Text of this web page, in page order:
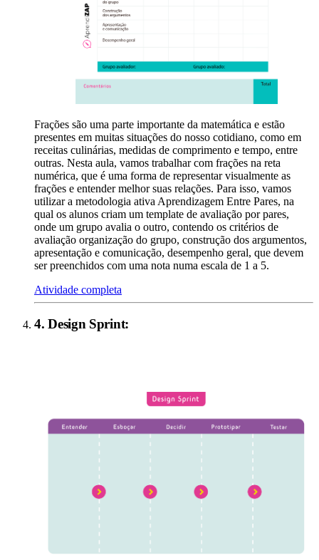
Frações são uma parte importante da matemática e estão
presentes em muitas situações do nosso cotidiano, como em
receitas culinárias, medidas de comprimento e tempo, entre
outras. Nesta aula, vamos trabalhar com frações na reta
numérica, que é uma forma de representar visualmente as
frações e entender melhor suas relações. Para isso, vamos
utilizar a metodologia ativa Aprendizagem Entre Pares, na
qual os alunos criam um template de avaliação por pares,
onde um grupo avalia o outro, contendo os critérios de
avaliação organização do grupo, construção dos argumentos,
apresentação e comunicação, desempenho geral, que devem
ser preenchidos com uma nota numa escala de 1 a 5.
Atividade completa
4.Design Sprint: